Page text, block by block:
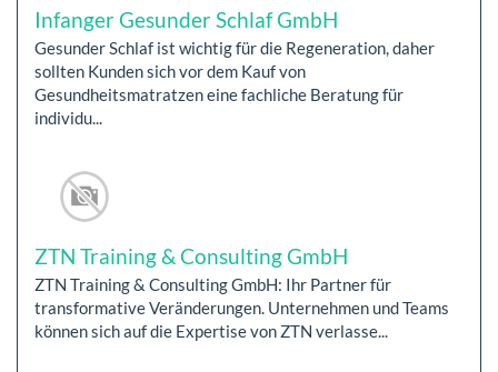
Infanger Gesunder Schlaf GmbH
Gesunder Schlaf ist wichtig für die Regeneration, daher
sollten Kunden sich vor dem Kauf von
Gesundheitsmatratzen eine fachliche Beratung für
individu...
ZTN Training & Consulting GmbH
ZTN Training & Consulting GmbH: Ihr Partner für
transformative Veränderungen. Unternehmen und Teams
können sich auf die Expertise von ZTN verlasse...